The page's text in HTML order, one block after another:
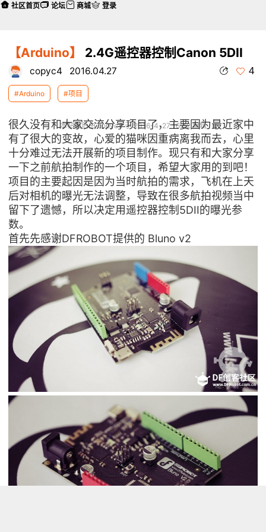
【Arduino】 2.4G遥控器控制Canon 5DII
copyc4 2016.04.27 4
#Arduino #项目
本帖最后由 copyc4 于 2016-4-27 16:32 编辑
很久没有和大家交流分享项目了，主要因为最近家中
有了很大的变故，心爱的猫咪因重病离我而去，心里
十分难过无法开展新的项目制作。现只有和大家分享
一下之前航拍制作的一个项目，希望大家用的到吧！
项目的主要起因是因为当时航拍的需求，飞机在上天
后对相机的曝光无法调整，导致在很多航拍视频当中
留下了遗憾，所以决定用遥控器控制5DII的曝光参
数。
首先先感谢DFROBOT提供的 Bluno v2
社区首页 论坛 商城 登录